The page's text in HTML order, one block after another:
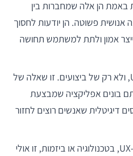
באמת הן אלה שמחברות בין
פשוטה. הן יודעות לחסוך
אמון ולתת למשתמש תחושה
זו לא רק שאלה של UI, ולא רק של ביצועים. זו שאלה של
בונים אפליקציה שמבצעת
דיגיטלית שאנשים רוצים לחזור
למי שעוסק במוצר, ב-UX, בטכנולוגיה או ביזמות, זו אולי